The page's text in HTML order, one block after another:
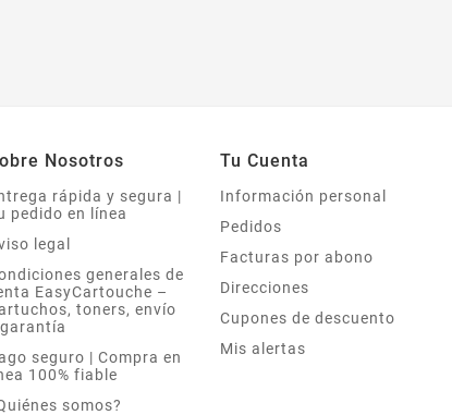
Nosotros
rápida y segura |
pedido en línea
legal
generales de
EasyCartouche –
toners, envío
seguro | Compra en
100% fiable
somos?
Tu Cuenta
Información personal
Pedidos
Facturas por abono
Direcciones
Cupones de descuento
Mis alertas